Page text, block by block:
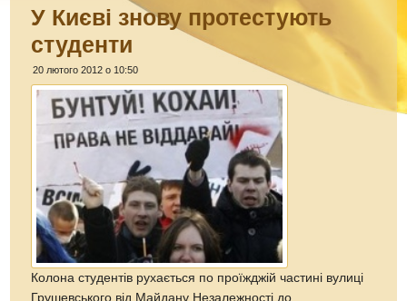
У Києві знову протестують
студенти
20 лютого 2012 о 10:50
Колона студентів рухається по проїжджій частині вулиці
Грушевського від Майдану Незалежності до